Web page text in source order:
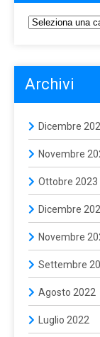
Archivi
Dicembre
Novembre
Ottobre 2023
Dicembre
Novembre
Settembre
Agosto 2022
Luglio 2022